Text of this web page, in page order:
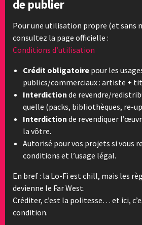
de publier
Pour une utilisation propre (et sans
consultez la page officielle :
Conditions d’utilisation
Crédit obligatoire pour les
publics/commerciaux : artiste +
Interdiction de revendre/
quelle (packs, bibliothèques, re-
Interdiction de revendiquer
la vôtre.
Autorisé pour vos projets si vous
conditions et l’usage légal.
En bref : la Lo-Fi est chill, mais les
devienne le Far West.
Créditer, c’est la politesse… et ici,
condition.